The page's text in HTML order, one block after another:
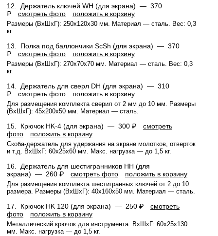
12. Держатель ключей WH (для экрана) — 370
₽
смотреть фото положить в корзину
Размеры (ВхШхГ): 250x120x30 мм. Материал — сталь. Вес: 0,3
кг.
13. Полка под баллончики ScSh (для экрана) — 370
₽
смотреть фото положить в корзину
Размеры (ВхШхГ): 270х70х70 мм. Материал — сталь. Вес: 0,3
кг.
14. Держатель для сверл DH (для экрана) — 310
₽
смотреть фото положить в корзину
Для размещения комплекта сверил от 2 мм до 10 мм. Размеры
(ВхШхГ): 45x200x50 мм. Материал — сталь.
15. Крючок HK-4 (для экрана) — 300 ₽
смотреть
фото
положить в корзину
Скоба-держатель для удержания на экране молотков, отверток
и т.д. ВхШхГ: 60x25x60 мм. Макс. нагрузка — до 1,5 кг.
16. Держатель для шестигранников HH (для
экрана) — 260 ₽ смотреть фото положить в корзину
Для размещения комплекта шестигранных ключей от 2 до 10
размера. Размеры (ВхШхГ): 40x160x50 мм. Материал — сталь.
17. Крючок HK 120 (для экрана) — 250 ₽
смотреть
фото
положить в корзину
Металлический крючок для инструмента. ВхШхГ: 60x25x130
мм. Макс. нагрузка — до 1,5 кг.